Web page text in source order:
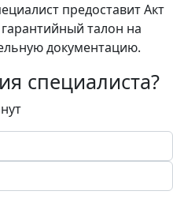
предоставит Акт
талон на
документацию.
специалиста?